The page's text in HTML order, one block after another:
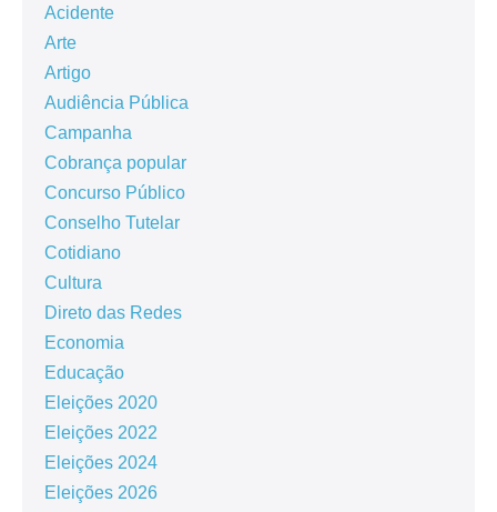
Acidente
Arte
Artigo
Audiência Pública
Campanha
Cobrança popular
Concurso Público
Conselho Tutelar
Cotidiano
Cultura
Direto das Redes
Economia
Educação
Eleições 2020
Eleições 2022
Eleições 2024
Eleições 2026